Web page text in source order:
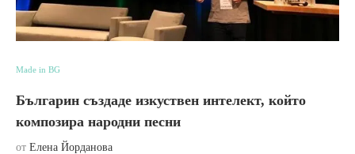
Made in BG
Българин създаде изкуствен интелект, който
композира народни песни
от Елена Йорданова